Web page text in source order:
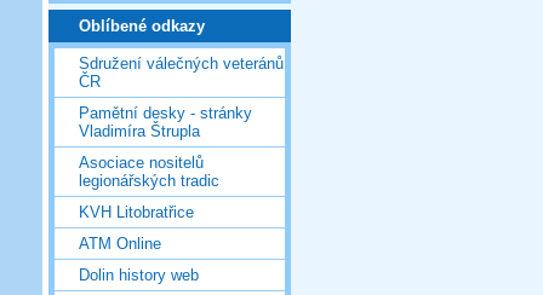
Oblíbené odkazy
Sdružení válečných veteránů
ČR
Pamětní desky - stránky
Vladimíra Štrupla
Asociace nositelů
legionářských tradic
KVH Litobratřice
ATM Online
Dolin history web